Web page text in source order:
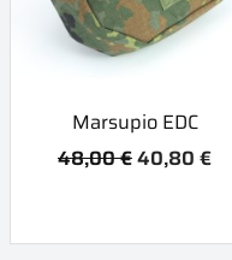
Marsupio EDC
48,00 €40,80 €